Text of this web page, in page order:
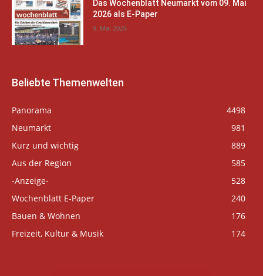
Das Wochenblatt Neumarkt vom 09. Mai
2026 als E-Paper
9. Mai 2026
Beliebte Themenwelten
Panorama
4498
Neumarkt
981
Kurz und wichtig
889
Aus der Region
585
-Anzeige-
528
Wochenblatt E-Paper
240
Bauen & Wohnen
176
Freizeit, Kultur & Musik
174